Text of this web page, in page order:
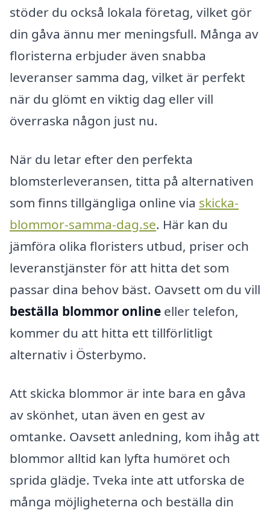
stöder du också lokala företag, vilket gör
din gåva ännu mer meningsfull. Många av
floristerna erbjuder även snabba
leveranser samma dag, vilket är perfekt
när du glömt en viktig dag eller vill
överraska någon just nu.
När du letar efter den perfekta
blomsterleveransen, titta på alternativen
som finns tillgängliga online via skicka-
blommor-samma-dag.se. Här kan du
jämföra olika floristers utbud, priser och
leveranstjänster för att hitta det som
passar dina behov bäst. Oavsett om du vill
beställa blommor online eller telefon,
kommer du att hitta ett tillförlitligt
alternativ i Österbymo.
Att skicka blommor är inte bara en gåva
av skönhet, utan även en gest av
omtanke. Oavsett anledning, kom ihåg att
blommor alltid kan lyfta humöret och
sprida glädje. Tveka inte att utforska de
många möjligheterna och beställa din